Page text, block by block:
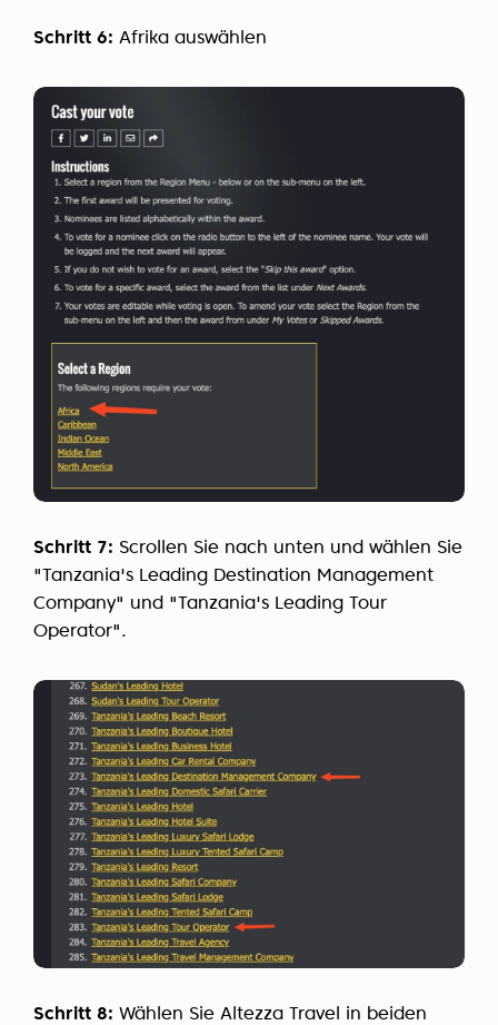
Schritt 6: Afrika auswählen
Schritt 7: Scrollen Sie nach unten und wählen Sie
"Tanzania's Leading Destination Management
Company" und "Tanzania's Leading Tour
Operator".
Schritt 8: Wählen Sie Altezza Travel in beiden